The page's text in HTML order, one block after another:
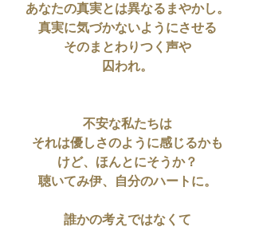
あなたの真実とは異なるまやかし。
真実に気づかないようにさせる
そのまとわりつく声や
囚われ。
不安な私たちは
それは優しさのように感じるかも
けど、ほんとにそうか？
聴いてみ伊、自分のハートに。
誰かの考えではなくて